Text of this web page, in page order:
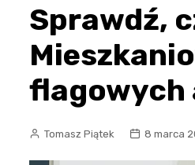
Sprawdź,
flagowych
Tomasz Piątek 8 marca